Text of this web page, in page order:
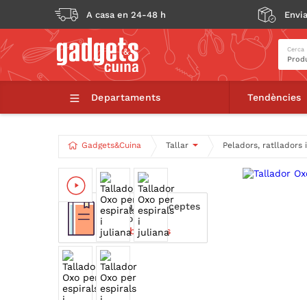
A casa en 24-48 h
Cerca
Departaments Tendències
Gadgets&Cuina Tallar Peladors, ratlladors
Tallador
Técniques i receptes
relacionades.
Descobreix-les